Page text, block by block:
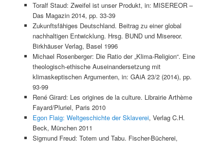
Toralf Staud: Zweifel ist unser Produkt, in: MISEREOR –
Das Magazin 2014, pp. 33-39
Zukunftsfähiges Deutschland. Beitrag zu einer global
nachhaltigen Entwicklung. Hrsg. BUND und Misereor.
Birkhäuser Verlag, Basel 1996
Michael Rosenberger: Die Ratio der „Klima-Religion“. Eine
theologisch-ethische Auseinandersetzung mit
klimaskeptischen Argumenten, in: GAiA 23/2 (2014), pp.
93-99
René Girard: Les origines de la culture. Librairie Arthème
Fayard/Pluriel, Paris 2010
Egon Flaig: Weltgeschichte der Sklaverei, Verlag C.H.
Beck, München 2011
Sigmund Freud: Totem und Tabu. Fischer-Bücherei,